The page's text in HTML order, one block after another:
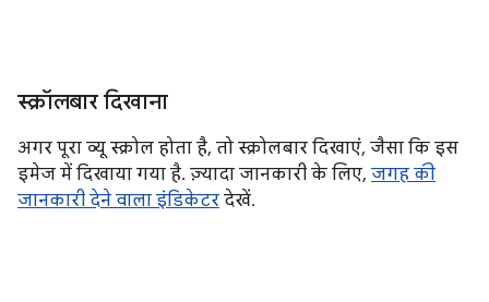
स्क्रॉलबार दिखाना
अगर पूरा व्यू स्क्रोल होता है, तो स्क्रोलबार दिखाएं, जैसा कि इस
इमेज में दिखाया गया है. ज़्यादा जानकारी के लिए, जगह की
जानकारी देने वाला इंडिकेटर देखें.